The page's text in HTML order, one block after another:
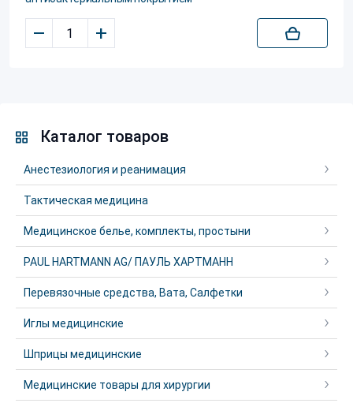
– +
Каталог товаров
Анестезиология и реанимация
Тактическая медицина
Медицинское белье, комплекты, простыни
PAUL HARTMANN AG/ ПАУЛЬ ХАРТМАНН
Перевязочные средства, Вата, Салфетки
Иглы медицинские
Шприцы медицинские
Медицинские товары для хирургии